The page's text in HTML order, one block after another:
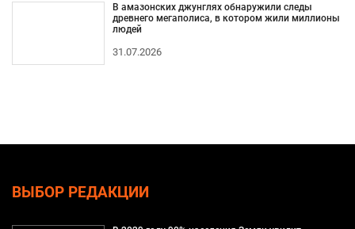
В амазонских джунглях обнаружили следы
древнего мегаполиса, в котором жили миллионы
людей
31.07.2026
ВЫБОР РЕДАКЦИИ